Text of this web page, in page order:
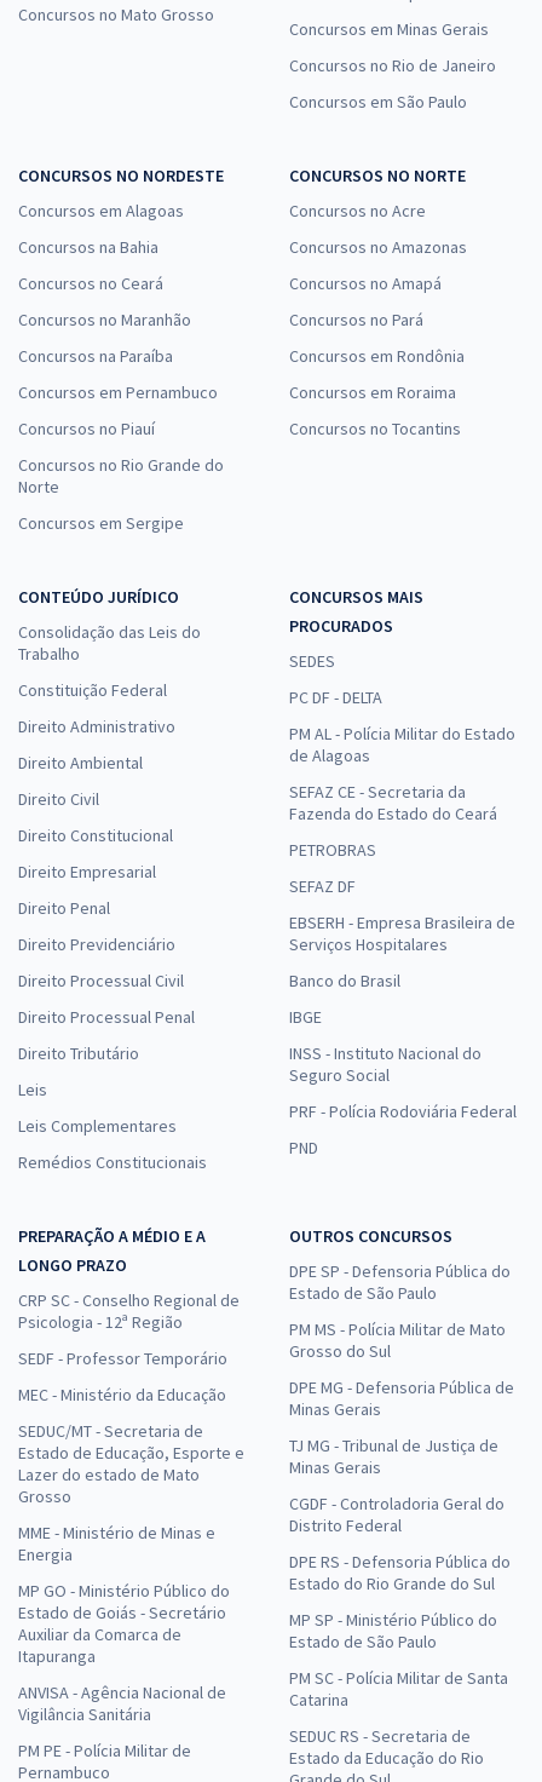
Concursos no Mato Grosso
Concursos em Minas Gerais
Concursos no Rio de Janeiro
Concursos em São Paulo
CONCURSOS NO NORDESTE
Concursos em Alagoas
Concursos na Bahia
Concursos no Ceará
Concursos no Maranhão
Concursos na Paraíba
Concursos em Pernambuco
Concursos no Piauí
Concursos no Rio Grande do
Norte
Concursos em Sergipe
CONCURSOS NO NORTE
Concursos no Acre
Concursos no Amazonas
Concursos no Amapá
Concursos no Pará
Concursos em Rondônia
Concursos em Roraima
Concursos no Tocantins
CONTEÚDO JURÍDICO
Consolidação das Leis do
Trabalho
Constituição Federal
Direito Administrativo
Direito Ambiental
Direito Civil
Direito Constitucional
Direito Empresarial
Direito Penal
Direito Previdenciário
Direito Processual Civil
Direito Processual Penal
Direito Tributário
Leis
Leis Complementares
Remédios Constitucionais
CONCURSOS MAIS
PROCURADOS
SEDES
PC DF - DELTA
PM AL - Polícia Militar do Estado
de Alagoas
SEFAZ CE - Secretaria da
Fazenda do Estado do Ceará
PETROBRAS
SEFAZ DF
EBSERH - Empresa Brasileira de
Serviços Hospitalares
Banco do Brasil
IBGE
INSS - Instituto Nacional do
Seguro Social
PRF - Polícia Rodoviária Federal
PND
PREPARAÇÃO A MÉDIO E A
LONGO PRAZO
CRP SC - Conselho Regional de
Psicologia - 12ª Região
SEDF - Professor Temporário
MEC - Ministério da Educação
SEDUC/MT - Secretaria de
Estado de Educação, Esporte e
Lazer do estado de Mato
Grosso
MME - Ministério de Minas e
Energia
MP GO - Ministério Público do
Estado de Goiás - Secretário
Auxiliar da Comarca de
Itapuranga
ANVISA - Agência Nacional de
Vigilância Sanitária
PM PE - Polícia Militar de
Pernambuco
OUTROS CONCURSOS
DPE SP - Defensoria Pública do
Estado de São Paulo
PM MS - Polícia Militar de Mato
Grosso do Sul
DPE MG - Defensoria Pública de
Minas Gerais
TJ MG - Tribunal de Justiça de
Minas Gerais
CGDF - Controladoria Geral do
Distrito Federal
DPE RS - Defensoria Pública do
Estado do Rio Grande do Sul
MP SP - Ministério Público do
Estado de São Paulo
PM SC - Polícia Militar de Santa
Catarina
SEDUC RS - Secretaria de
Estado da Educação do Rio